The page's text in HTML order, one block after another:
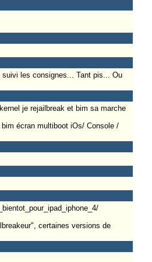
les consignes... Tant pis... Ou
je rejailbreak et bim sa marche
écran multiboot iOs/ Console /
certaines versions de